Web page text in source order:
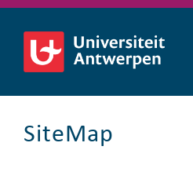
SiteMap